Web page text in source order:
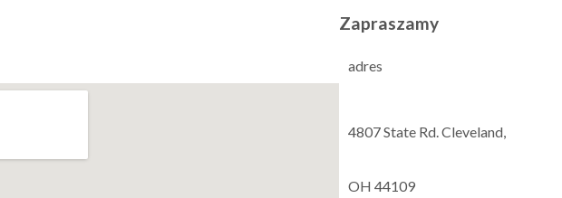
Zapraszamy
adres
4807 State Rd. Cleveland,
OH 44109